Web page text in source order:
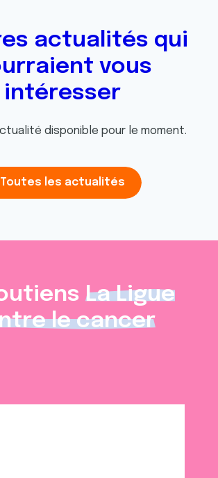
actualités qui
vous
intéresser
disponible pour le moment.
Toutes les actualités
La Ligue
le cancer